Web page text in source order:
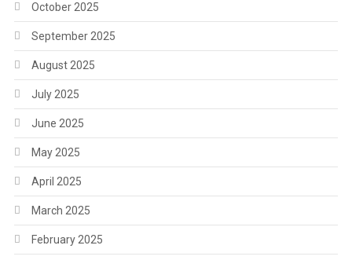
October 2025
September 2025
August 2025
July 2025
June 2025
May 2025
April 2025
March 2025
February 2025